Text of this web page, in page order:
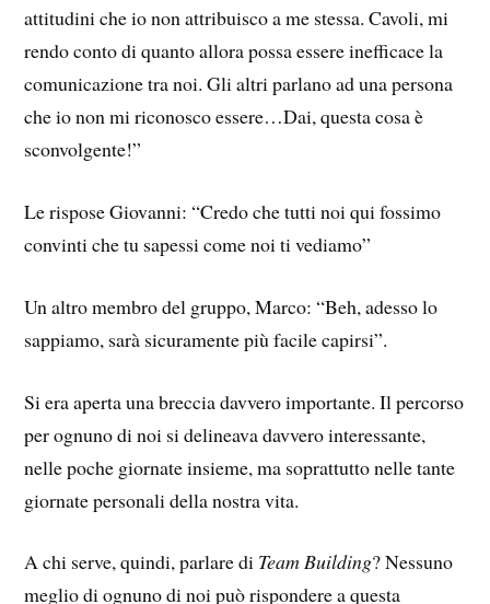
attitudini che io non attribuisco a me stessa. Cavoli, mi
rendo conto di quanto allora possa essere inefficace la
comunicazione tra noi. Gli altri parlano ad una persona
che io non mi riconosco essere…Dai, questa cosa è
sconvolgente!”
Le rispose Giovanni: “Credo che tutti noi qui fossimo
convinti che tu sapessi come noi ti vediamo”
Un altro membro del gruppo, Marco: “Beh, adesso lo
sappiamo, sarà sicuramente più facile capirsi”.
Si era aperta una breccia davvero importante. Il percorso
per ognuno di noi si delineava davvero interessante,
nelle poche giornate insieme, ma soprattutto nelle tante
giornate personali della nostra vita.
A chi serve, quindi, parlare di Team Building? Nessuno
meglio di ognuno di noi può rispondere a questa